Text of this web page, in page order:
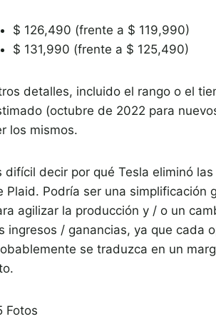
$ 126,490 (frente a $ 119,990)
$ 131,990 (frente a $ 125,490)
detalles, incluido el rango o el
(octubre de 2022 para
los mismos.
difícil decir por qué Tesla eliminó
Plaid. Podría ser una simplificación
agilizar la producción y / o un
ingresos / ganancias, ya que cada
se traduzca en un
Fotos